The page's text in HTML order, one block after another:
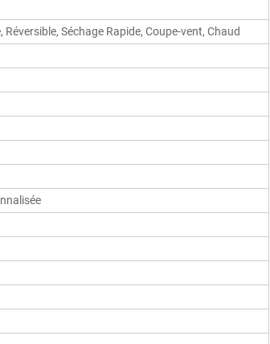
Séchage Rapide, Coupe-vent, Chaud